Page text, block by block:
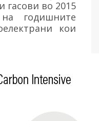
гасови во 2015
годишните
кои